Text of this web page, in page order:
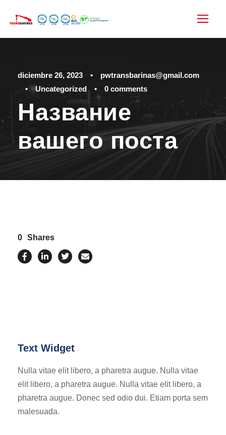
diciembre 26, 2023 •
pwtransbarinas@gmail.com
•
Uncategorized • 0 comments
Название
вашего поста
0 Shares
Text Widget
Nulla vitae elit libero, a pharetra augue. Nulla vitae
elit libero, a pharetra augue. Nulla vitae elit libero, a
pharetra augue. Donec sed odio dui. Etiam porta sem
malesuada.